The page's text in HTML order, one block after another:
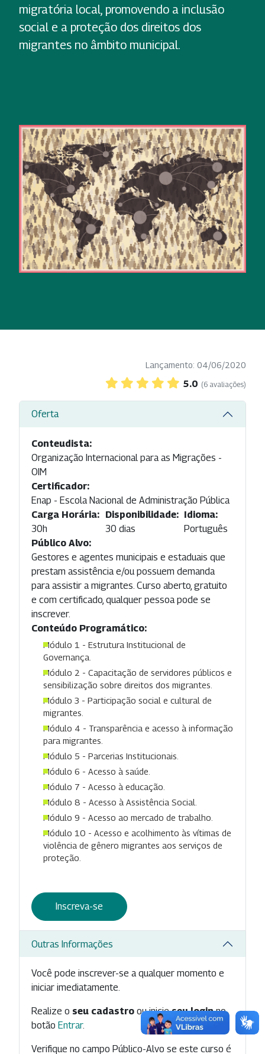
migratória local, promovendo a inclusão
social e a proteção dos direitos dos
migrantes no âmbito municipal.
Lançamento: 04/06/2020
5.0 (6 avaliações)
Oferta
Conteudista:
Organização Internacional para as Migrações -
OIM
Certificador:
Enap - Escola Nacional de Administração Pública
Carga Horária:
30h
Disponibilidade:
30 dias
Idioma:
Português
Público Alvo:
Gestores e agentes municipais e estaduais que
prestam assistência e/ou possuem demanda
para assistir a migrantes. Curso aberto, gratuito
e com certificado, qualquer pessoa pode se
inscrever.
Conteúdo Programático:
Módulo 1 - Estrutura Institucional de
Governança.
Módulo 2 - Capacitação de servidores públicos e
sensibilização sobre direitos dos migrantes.
Módulo 3 - Participação social e cultural de
migrantes.
Módulo 4 - Transparência e acesso à informação
para migrantes.
Módulo 5 - Parcerias Institucionais.
Módulo 6 - Acesso à saúde.
Módulo 7 - Acesso à educação.
Módulo 8 - Acesso à Assistência Social.
Módulo 9 - Acesso ao mercado de trabalho.
Módulo 10 - Acesso e acolhimento às vítimas de
violência de gênero migrantes aos serviços de
proteção.
Inscreva-se
Outras Informações
Você pode inscrever-se a qualquer momento e
iniciar imediatamente.
Realize o seu cadastro ou inicieseu loginno
botão Entrar.
Verifique no campo Público-Alvo se este curso é